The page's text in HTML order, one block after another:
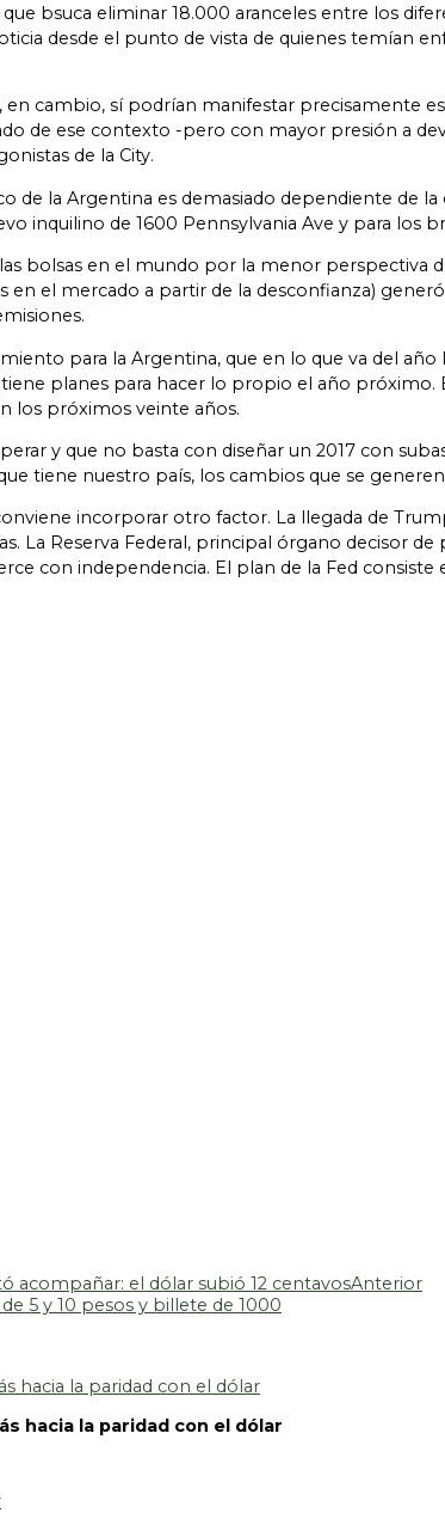
bsuca eliminar 18.000 aranceles entre los
desde el punto de vista de quienes temían
en cambio, sí podrían manifestar precisamente
de ese contexto -pero con mayor presión a
de la City.
de la Argentina es demasiado dependiente de
inquilino de 1600 Pennsylvania Ave y para los
bolsas en el mundo por la menor perspectiva
el mercado a partir de la desconfianza)
para la Argentina, que en lo que va del
planes para hacer lo propio el año próximo.
los próximos veinte años.
y que no basta con diseñar un 2017 con
tiene nuestro país, los cambios que se
incorporar otro factor. La llegada de
La Reserva Federal, principal órgano decisor
con independencia. El plan de la Fed
acompañar: el dólar subió 12 centavosAnterior
5 y 10 pesos y billete de 1000
hacia la paridad con el dólar